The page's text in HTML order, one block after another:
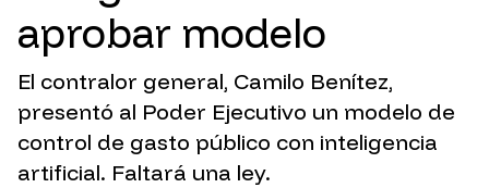
aprobar modelo
El contralor general, Camilo Benítez,
presentó al Poder Ejecutivo un modelo de
control de gasto público con inteligencia
artificial. Faltará una ley.